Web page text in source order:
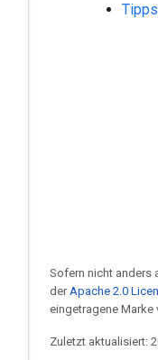
Sofern nicht anders
derApache 2.0
eingetragene Marke
Zuletzt aktualisiert: